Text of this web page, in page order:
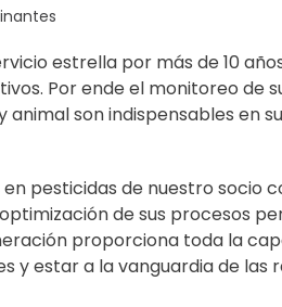
estrella por más de 10
Por ende el monitoreo de
son indispensables en
pesticidas de nuestro socio
de sus procesos
proporciona toda la
estar a la vanguardia de las